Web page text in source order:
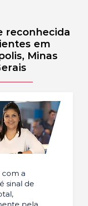
reconhecida
em
Minas
com a
sinal de